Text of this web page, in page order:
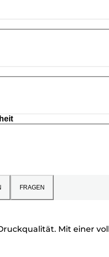
FRAGEN
Mit einer